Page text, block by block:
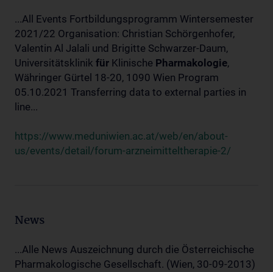
...All Events Fortbildungsprogramm Wintersemester
2021/22 Organisation: Christian Schörgenhofer,
Valentin Al Jalali und Brigitte Schwarzer-Daum,
Universitätsklinik für Klinische Pharmakologie,
Währinger Gürtel 18-20, 1090 Wien Program
05.10.2021 Transferring data to external parties in
line...
https://www.meduniwien.ac.at/web/en/about-
us/events/detail/forum-arzneimitteltherapie-2/
News
...Alle News Auszeichnung durch die Österreichische
Pharmakologische Gesellschaft. (Wien, 30-09-2013)